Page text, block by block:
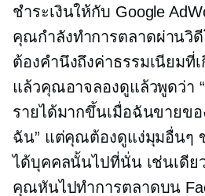
ชำระเงินให้กับ Google
คุณกำลังทำการตลาดผ่านวิ
ต้องคำนึงถึงค่าธรรมเนียมที่
แล้วคุณอาจลองดูแล้วพูดว่า
รายได้มากขึ้นเมื่อฉันขายขอ
ฉัน” แต่คุณต้องดูแง่มุมอื่นๆ
ได้บุคคลนั้นไปที่นั่น เช่นเดี
คุณหันไปทำการตลาดบน